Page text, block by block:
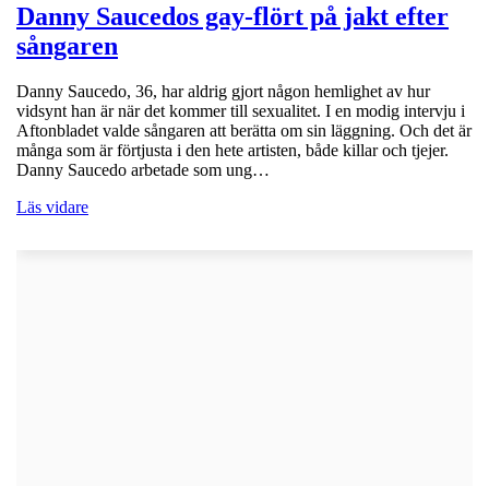
Danny Saucedos gay-flört på jakt efter
sångaren
Danny Saucedo, 36, har aldrig gjort någon hemlighet av hur
vidsynt han är när det kommer till sexualitet. I en modig intervju i
Aftonbladet valde sångaren att berätta om sin läggning. Och det är
många som är förtjusta i den hete artisten, både killar och tjejer.
Danny Saucedo arbetade som ung…
Läs vidare